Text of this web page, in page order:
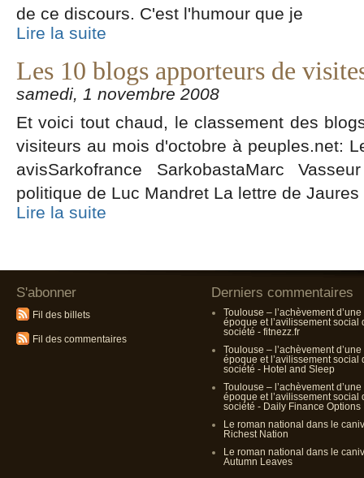
de ce discours. C'est l'humour que je
Lire la suite
Les 10 blogs apporteurs de
samedi, 1 novembre 2008
Et voici tout chaud, le classement des
visiteurs au mois d'octobre à peuples.net:
avisSarkofrance SarkobastaMarc
politique de Luc Mandret La lettre de Jaures
Lire la suite
S'abonner
Fil des billets
Fil des commentaires
Derniers commentaires
Toulouse – l’achèvement d’une
époque et l’avilissement social
société - fitnezz.fr
Toulouse – l’achèvement d’une
époque et l’avilissement social
société - Hotel and Sleep
Toulouse – l’achèvement d’une
époque et l’avilissement social
société - Daily Finance Options
Le roman national dans le
Richest Nation
Le roman national dans le
Autumn Leaves